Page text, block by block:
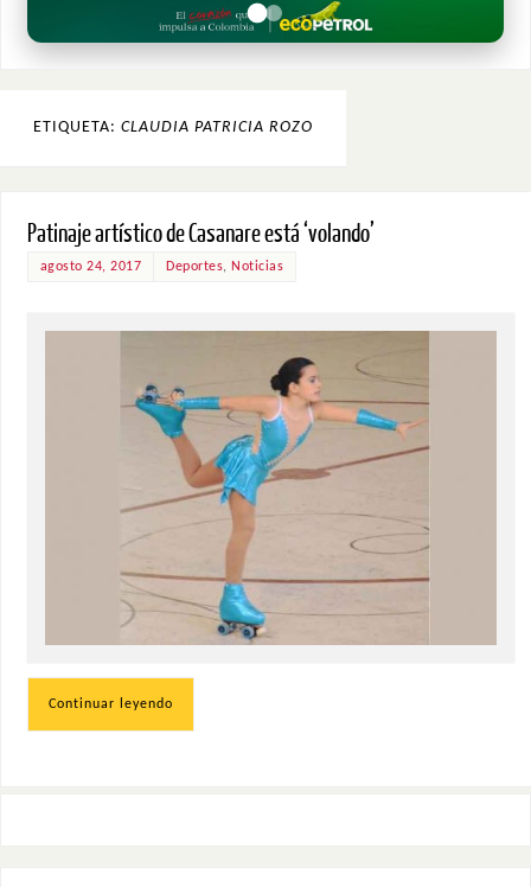
ETIQUETA: CLAUDIA PATRICIA ROZO
Patinaje artístico de Casanare está ‘volando’
agosto 24, 2017 Deportes, Noticias
Continuar leyendo